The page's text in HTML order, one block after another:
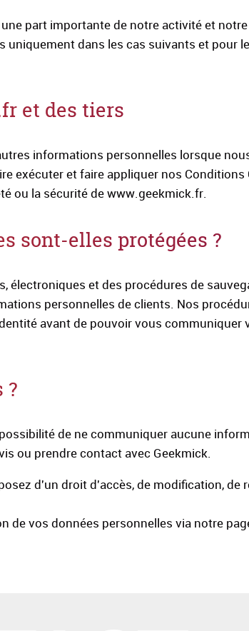
part importante de notre activité et
dans les cas suivants et pour
et des tiers
informations personnelles lorsque
exécuter et faire appliquer nos Conditions
ou la sécurité de www.geekmick.fr.
sont-elles protégées ?
électroniques et des procédures de
personnelles de clients. Nos
avant de pouvoir vous communiquer
?
de ne communiquer aucune
ou prendre contact avec Geekmick.
d'un droit d'accès, de modification, de
vos données personnelles via notre